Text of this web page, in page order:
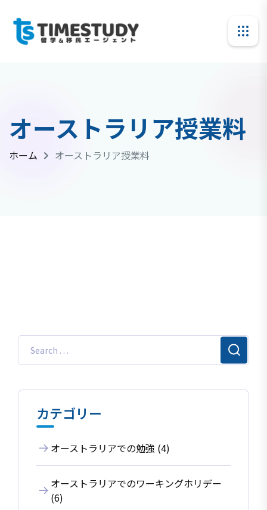
オーストラリア授業料
ホーム オーストラリア授業料
カテゴリー
オーストラリアでの勉強 (4)
オーストラリアでのワーキングホリデー
(6)